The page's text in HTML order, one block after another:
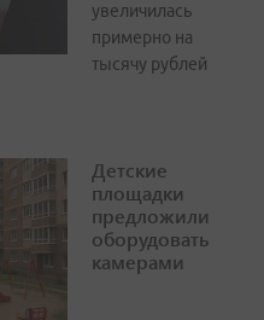
увеличилась
примерно на
тысячу рублей
Детские
площадки
предложили
оборудовать
камерами